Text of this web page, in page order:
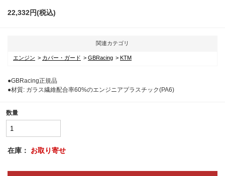
22,332円(税込)
関連カテゴリ
エンジン カバー・ガード GBRacing KTM
●GBRacing正規品
●材質: ガラス繊維配合率60%のエンジニアプラスチック(PA6)
数量
在庫： お取り寄せ